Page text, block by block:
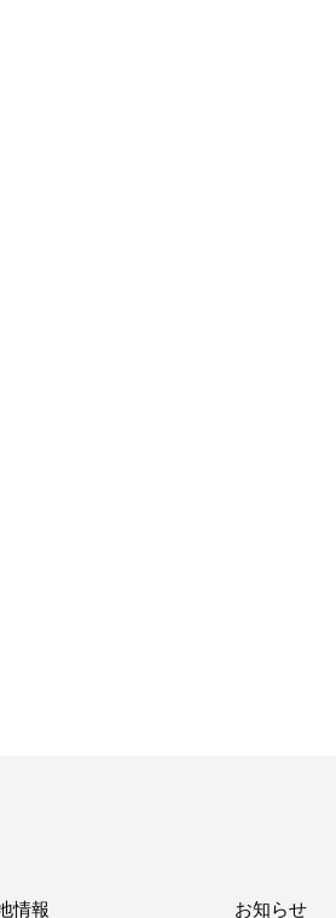
情報 お知らせ